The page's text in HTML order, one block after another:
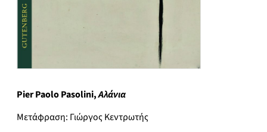
Pier Paolo Pasolini,Αλάνια
Μετάφραση: Γιώργος Κεντρωτής